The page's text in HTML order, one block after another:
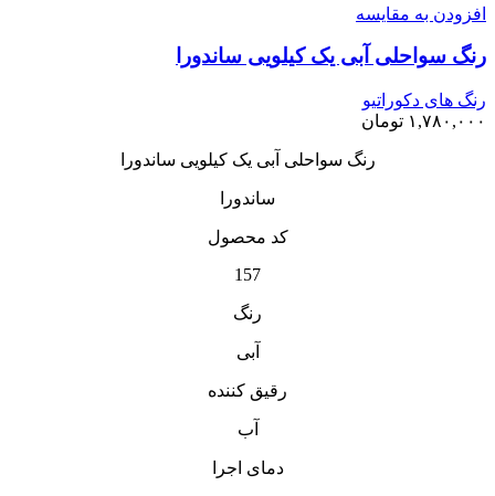
افزودن به مقایسه
رنگ سواحلی آبی یک کیلویی ساندورا
رنگ های دکوراتیو
۱,۷۸۰,۰۰۰ تومان
رنگ سواحلی آبی یک کیلویی ساندورا
ساندورا
کد محصول
157
رنگ
آبی
رقیق کننده
آب
دمای اجرا